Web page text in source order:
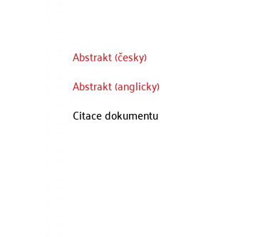
Abstrakt (česky)
Abstrakt (anglicky)
Citace dokumentu